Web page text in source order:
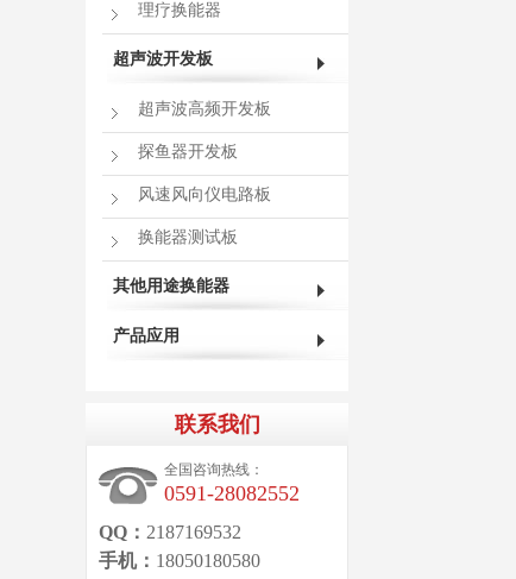
理疗换能器
超声波开发板
超声波高频开发板
探鱼器开发板
风速风向仪电路板
换能器测试板
其他用途换能器
产品应用
联系我们
全国咨询热线：
0591-28082552
QQ： 2187169532
手机： 18050180580